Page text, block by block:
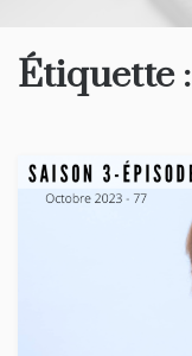
Étiquette :